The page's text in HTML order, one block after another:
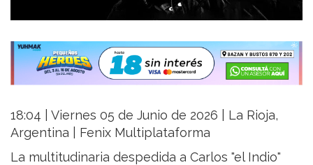
18:04 | Viernes 05 de Junio de 2026 | La Rioja,
Argentina | Fenix Multiplataforma
La multitudinaria despedida a Carlos "el Indio"